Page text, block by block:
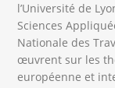
l’Université de
Sciences
Nationale des
œuvrent sur les
européenne et